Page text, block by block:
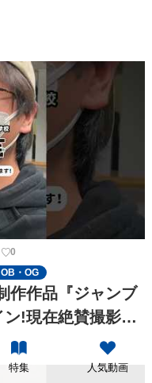
0
・OG
作作品『ジャンブ
ン!現在絶賛撮影
特集 人気動画